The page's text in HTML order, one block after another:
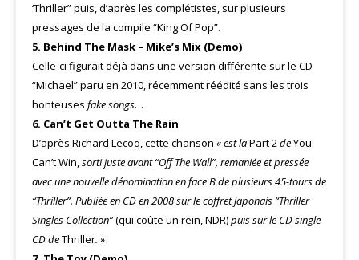
‘Thriller” puis, d’après les complétistes, sur plusieurs
pressages de la compile “King Of Pop”.
5. Behind The Mask – Mike’s Mix (Demo)
Celle-ci figurait déjà dans une version différente sur le CD
“Michael” paru en 2010, récemment réédité sans les trois
honteuses fake songs…
6. Can’t Get Outta The Rain
D’après Richard Lecoq, cette chanson « est laPart 2deYou
Can’t Win,sorti juste avant “Off The Wall”, remaniée et pressée
avec une nouvelle dénomination en face B de plusieurs 45-tours de
“Thriller”. Publiée en CD en 2008 sur le coffret japonais “Thriller
Singles Collection”(qui coûte un rein, NDR)puis sur le CD single
CD deThriller. »